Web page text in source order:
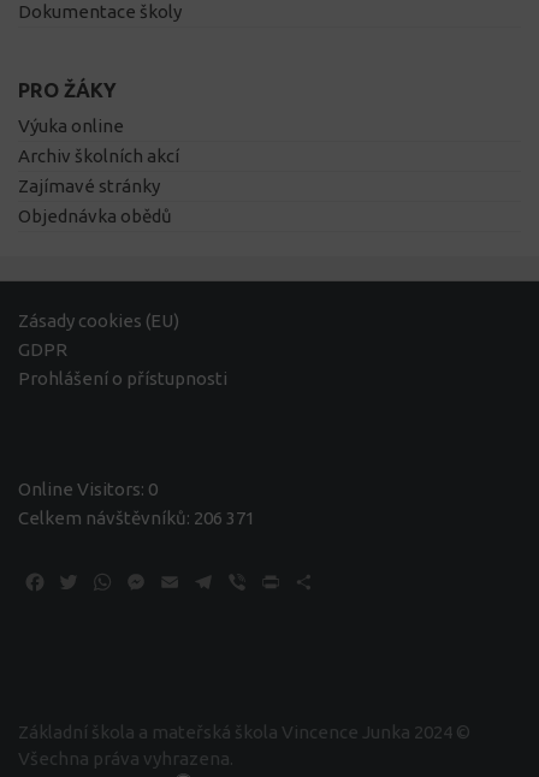
Dokumentace školy
PRO ŽÁKY
Výuka online
Archiv školních akcí
Zajímavé stránky
Objednávka obědů
Zásady cookies (EU)
GDPR
Prohlášení o přístupnosti
Online Visitors: 0
Celkem návštěvníků: 206 371
Facebook
TwitterWhatsApp
Messenger
Email Telegram
Viber Print
Základní škola a mateřská škola Vincence Junka 2024 ©
Všechna práva vyhrazena.